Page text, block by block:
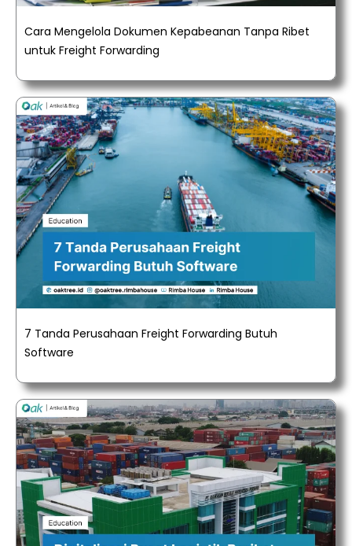
Cara Mengelola Dokumen Kepabeanan Tanpa Ribet
untuk Freight Forwarding
7 Tanda Perusahaan Freight Forwarding Butuh
Software